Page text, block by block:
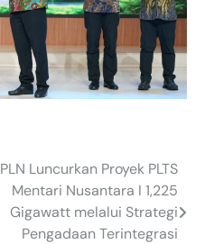
PLN Luncurkan Proyek PLTS
Mentari Nusantara I 1,225
Gigawatt melalui Strategi
Pengadaan Terintegrasi